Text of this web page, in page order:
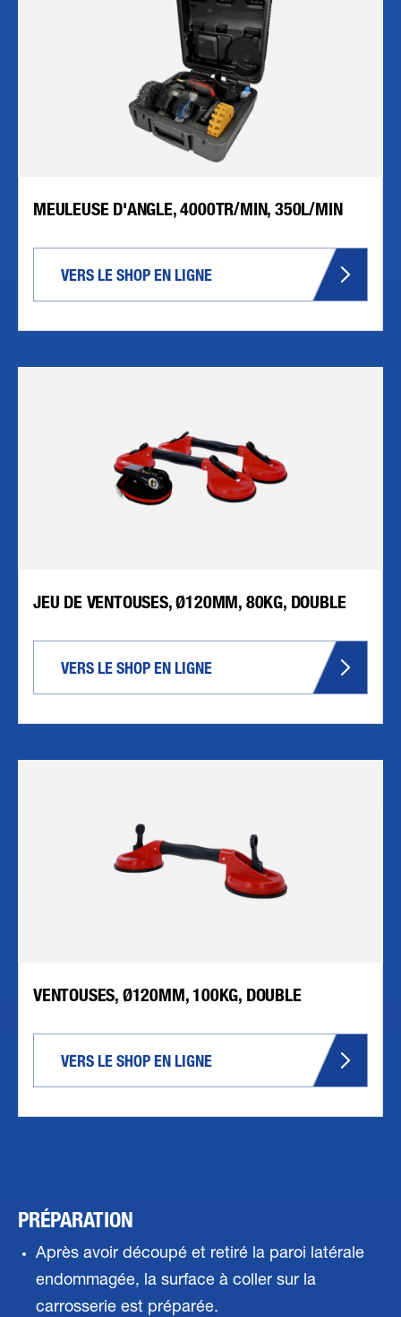
MEULEUSE D'ANGLE, 4000TR/MIN, 350L/MIN
VERS LE SHOP EN LIGNE
JEU DE VENTOUSES, Ø120MM, 80KG, DOUBLE
VERS LE SHOP EN LIGNE
VENTOUSES, Ø120MM, 100KG, DOUBLE
VERS LE SHOP EN LIGNE
PRÉPARATION
Après avoir découpé et retiré la paroi latérale
endommagée, la surface à coller sur la
carrosserie est préparée.